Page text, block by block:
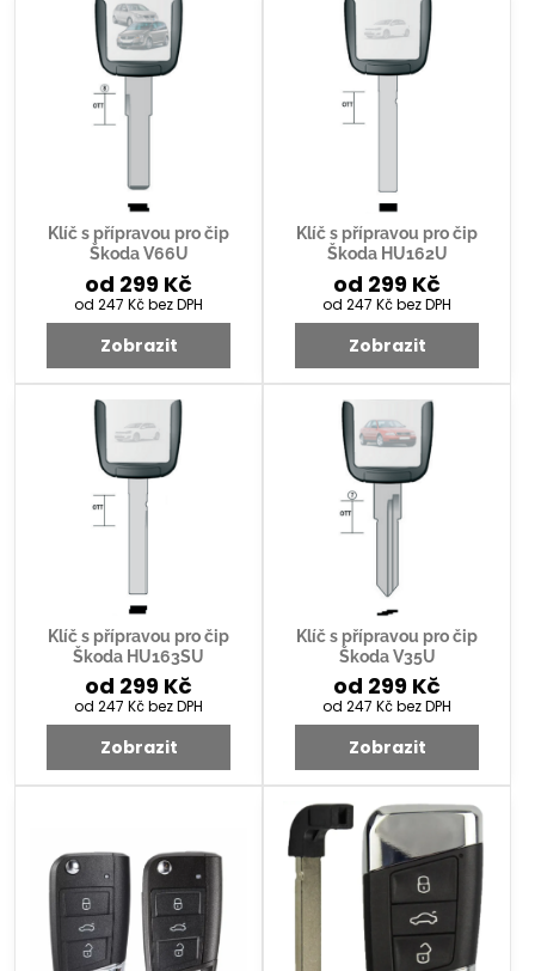
Klíč s přípravou pro čip
Škoda V66U
od 299 Kč
od 247 Kčbez DPH
Zobrazit
Klíč s přípravou pro čip
Škoda HU162U
od 299 Kč
od 247 Kčbez DPH
Zobrazit
Klíč s přípravou pro čip
Škoda HU163SU
od 299 Kč
od 247 Kčbez DPH
Zobrazit
Klíč s přípravou pro čip
Škoda V35U
od 299 Kč
od 247 Kčbez DPH
Zobrazit